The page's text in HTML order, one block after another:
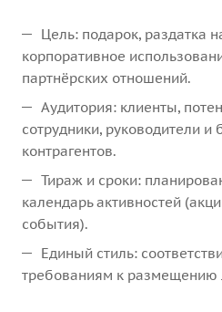
Цель: подарок, раздатка
корпоративное
партнёрских отношений.
Аудитория: клиенты,
сотрудники, руководители и
контрагентов.
Тираж и сроки:
календарь активностей
события).
Единый стиль:
требованиям к размещению